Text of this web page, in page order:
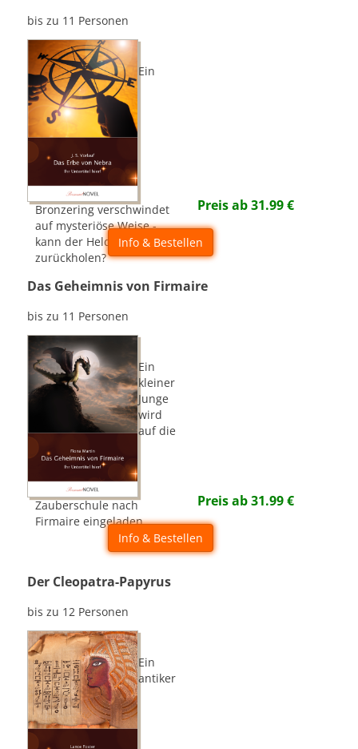
bis zu 11 Personen
Ein
Bronzering verschwindet
auf mysteriöse Weise -
kann der Held ihn
zurückholen?
Preis ab31.99€
Info & Bestellen
Das Geheimnis von Firmaire
bis zu 11 Personen
Ein
kleiner
Junge
wird
auf die
Zauberschule nach
Firmaire eingeladen...
Preis ab31.99€
Info & Bestellen
Der Cleopatra-Papyrus
bis zu 12 Personen
Ein
antiker